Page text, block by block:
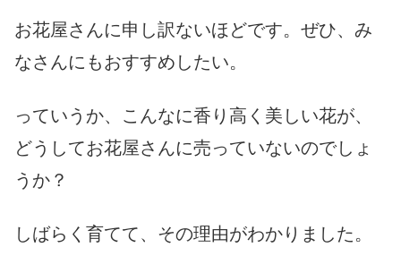
お花屋さんに申し訳ないほどです。ぜひ、み
なさんにもおすすめしたい。
っていうか、こんなに香り高く美しい花が、
どうしてお花屋さんに売っていないのでしょ
うか？
しばらく育てて、その理由がわかりました。